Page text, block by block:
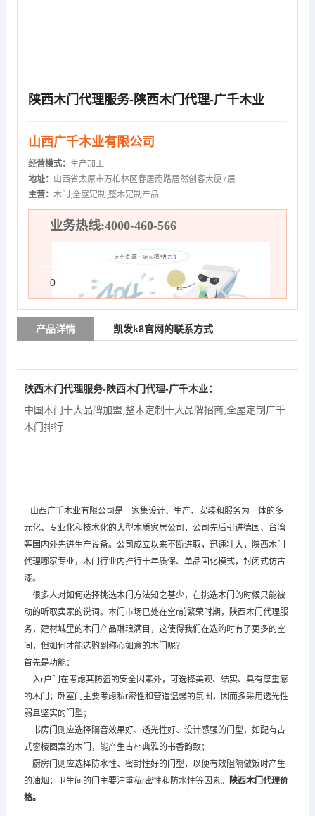
陕西木门代理服务-陕西木门代理-广千木业
山西广千木业有限公司
经营模式： 生产加工
地址： 山西省太原市万柏林区春居南路居然创客大厦7层
主营： 木门,全屋定制,整木定制产品
业务热线:4000-460-566
0
产品详情 凯发k8官网的联系方式
陕西木门代理服务-陕西木门代理-广千木业：
中国木门十大品牌加盟 整木定制十大品牌招商 全屋定制广千
木门排行
山西广千木业有限公司是一家集设计、生产、安装和服务为一体的多
元化、专业化和技术化的大型木质家居公司，公司先后引进德国、台湾
等国内外先进生产设备。公司成立以来不断进取，迅速壮大，陕西木门
代理哪家专业，木门行业内推行十年质保、单品固化模式，封闭式仿古
漆。
很多人对如何选择挑选木门方法知之甚少，在挑选木门的时候只能被
动的听取卖家的说词。木门市场已处在空r前繁荣时期，陕西木门代理服
务，建材城里的木门产品琳琅满目，这使得我们在选购时有了更多的空
间，但如何才能选购到称心如意的木门呢？
首先是功能：
入r户门在考虑其防盗的安全因素外，可选择美观、结实、具有厚重感
的木门；卧室门主要考虑私r密性和营造温馨的氛围，因而多采用透光性
弱且坚实的门型；
书房门则应选择隔音效果好、透光性好、设计感强的门型，如配有古
式窗棱图案的木门，能产生古朴典雅的书香韵致；
厨房门则应选择防水性、密封性好的门型，以便有效阻隔做饭时产生
的油烟；卫生间的门主要注重私r密性和防水性等因素。
陕西木门代理价
格。